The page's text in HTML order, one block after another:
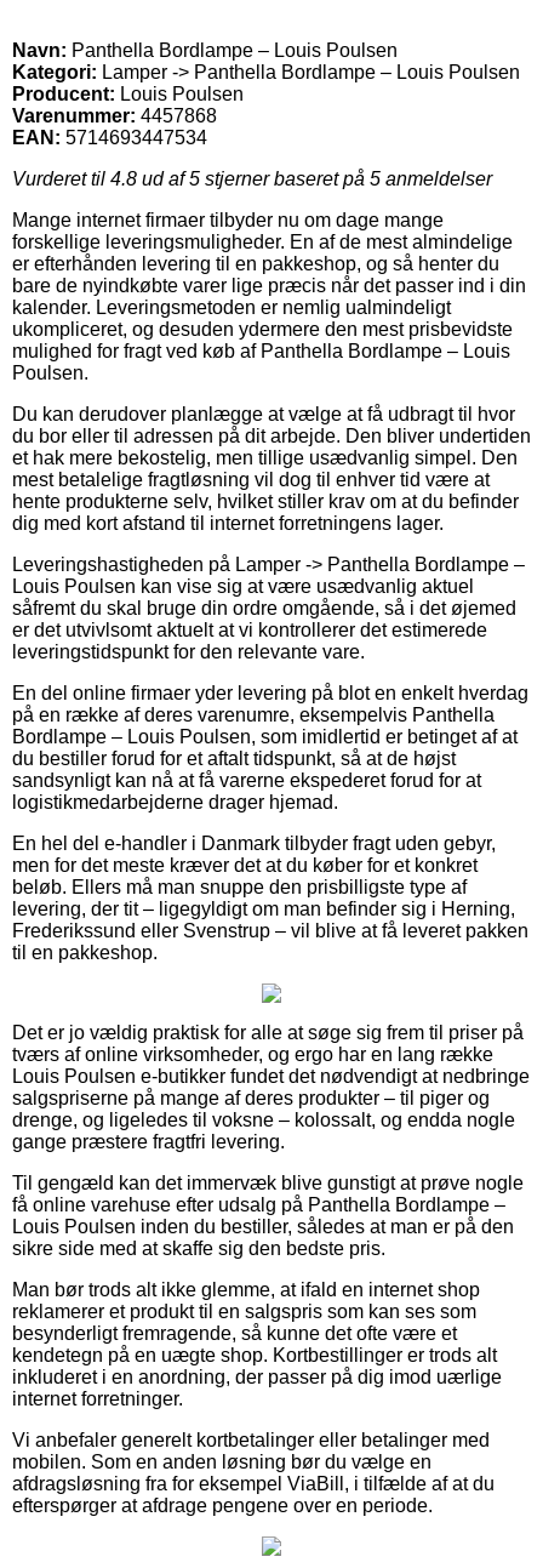
Navn: Panthella Bordlampe – Louis Poulsen
Kategori: Lamper -> Panthella Bordlampe – Louis Poulsen
Producent: Louis Poulsen
Varenummer: 4457868
EAN: 5714693447534
Vurderet til 4.8 ud af 5 stjerner baseret på 5 anmeldelser
Mange internet firmaer tilbyder nu om dage mange
forskellige leveringsmuligheder. En af de mest almindelige
er efterhånden levering til en pakkeshop, og så henter du
bare de nyindkøbte varer lige præcis når det passer ind i din
kalender. Leveringsmetoden er nemlig ualmindeligt
ukompliceret, og desuden ydermere den mest prisbevidste
mulighed for fragt ved køb af Panthella Bordlampe – Louis
Poulsen.
Du kan derudover planlægge at vælge at få udbragt til hvor
du bor eller til adressen på dit arbejde. Den bliver undertiden
et hak mere bekostelig, men tillige usædvanlig simpel. Den
mest betalelige fragtløsning vil dog til enhver tid være at
hente produkterne selv, hvilket stiller krav om at du befinder
dig med kort afstand til internet forretningens lager.
Leveringshastigheden på Lamper -> Panthella Bordlampe –
Louis Poulsen kan vise sig at være usædvanlig aktuel
såfremt du skal bruge din ordre omgående, så i det øjemed
er det utvivlsomt aktuelt at vi kontrollerer det estimerede
leveringstidspunkt for den relevante vare.
En del online firmaer yder levering på blot en enkelt hverdag
på en række af deres varenumre, eksempelvis Panthella
Bordlampe – Louis Poulsen, som imidlertid er betinget af at
du bestiller forud for et aftalt tidspunkt, så at de højst
sandsynligt kan nå at få varerne ekspederet forud for at
logistikmedarbejderne drager hjemad.
En hel del e-handler i Danmark tilbyder fragt uden gebyr,
men for det meste kræver det at du køber for et konkret
beløb. Ellers må man snuppe den prisbilligste type af
levering, der tit – ligegyldigt om man befinder sig i Herning,
Frederikssund eller Svenstrup – vil blive at få leveret pakken
til en pakkeshop.
Det er jo vældig praktisk for alle at søge sig frem til priser på
tværs af online virksomheder, og ergo har en lang række
Louis Poulsen e-butikker fundet det nødvendigt at nedbringe
salgspriserne på mange af deres produkter – til piger og
drenge, og ligeledes til voksne – kolossalt, og endda nogle
gange præstere fragtfri levering.
Til gengæld kan det immervæk blive gunstigt at prøve nogle
få online varehuse efter udsalg på Panthella Bordlampe –
Louis Poulsen inden du bestiller, således at man er på den
sikre side med at skaffe sig den bedste pris.
Man bør trods alt ikke glemme, at ifald en internet shop
reklamerer et produkt til en salgspris som kan ses som
besynderligt fremragende, så kunne det ofte være et
kendetegn på en uægte shop. Kortbestillinger er trods alt
inkluderet i en anordning, der passer på dig imod uærlige
internet forretninger.
Vi anbefaler generelt kortbetalinger eller betalinger med
mobilen. Som en anden løsning bør du vælge en
afdragsløsning fra for eksempel ViaBill, i tilfælde af at du
efterspørger at afdrage pengene over en periode.